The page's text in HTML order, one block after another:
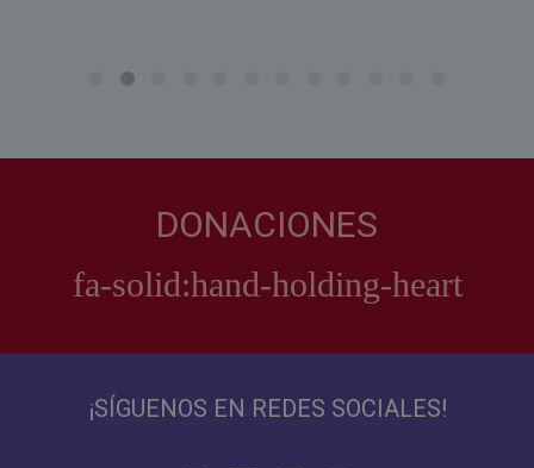
DONACIONES
¡SÍGUENOS EN REDES SOCIALES!